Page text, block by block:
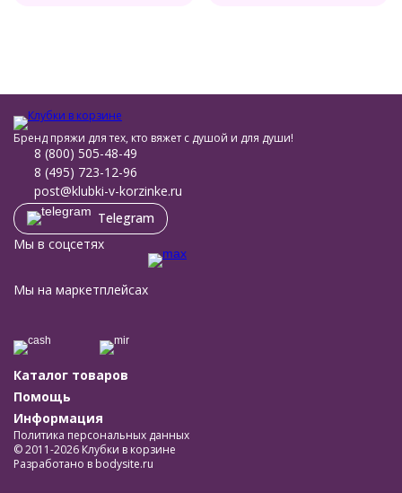
Бренд пряжи для тех, кто вяжет с душой и для души!
8 (800) 505-48-49
8 (495) 723-12-96
post@klubki-v-korzinke.ru
Telegram
Мы в соцсетях
Мы на маркетплейсах
Каталог товаров
Помощь
Информация
Политика персональных данных
© 2011-2026 Клубки в корзине
Разработано в bodysite.ru